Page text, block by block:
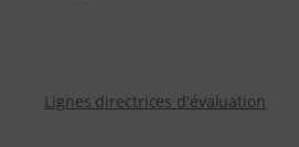
Lignes directrices d'évaluation